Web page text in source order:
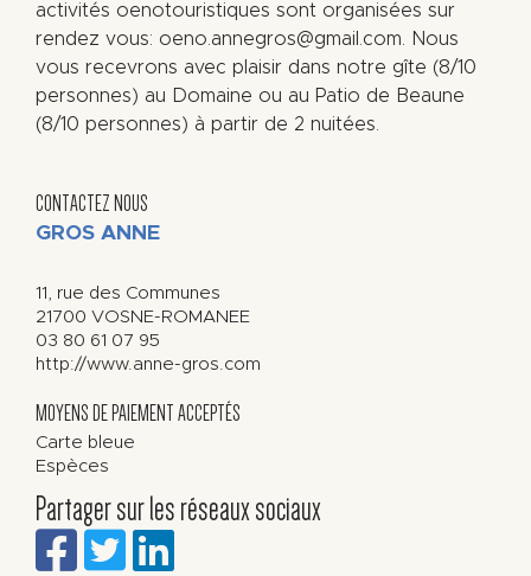
activités oenotouristiques sont organisées sur
rendez vous: oeno.annegros@gmail.com. Nous
vous recevrons avec plaisir dans notre gîte (8/10
personnes) au Domaine ou au Patio de Beaune
(8/10 personnes) à partir de 2 nuitées.
CONTACTEZ NOUS
GROS ANNE
11, rue des Communes
21700 VOSNE-ROMANEE
03 80 61 07 95
http://www.anne-gros.com
MOYENS DE PAIEMENT ACCEPTÉS
Carte bleue
Espèces
Partager sur les réseaux sociaux